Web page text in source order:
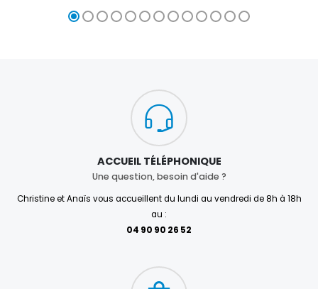
ACCUEIL TÉLÉPHONIQUE
Une question, besoin d'aide ?
Christine et Anaïs vous accueillent du lundi au vendredi de 8h à 18h
au :
04 90 90 26 52